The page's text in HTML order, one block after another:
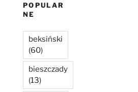
POPULAR
NE
beksiński
(60)
bieszczady
(13)